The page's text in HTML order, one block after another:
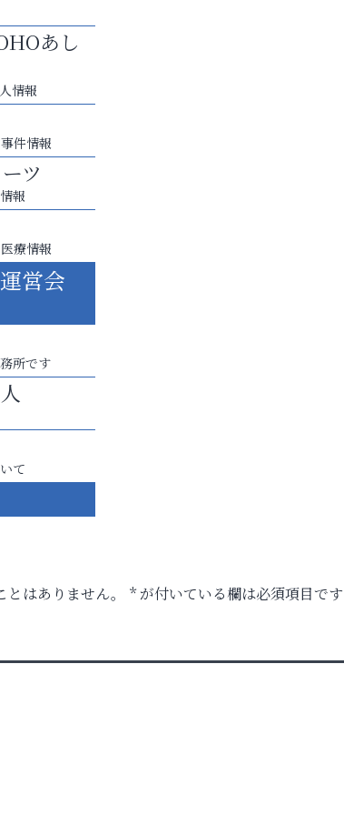
ニューアル告
円！
あし
情報
件情報
ツ
報
療情報
営会
所です
て
はありません。 *が付いている欄は必須項目です